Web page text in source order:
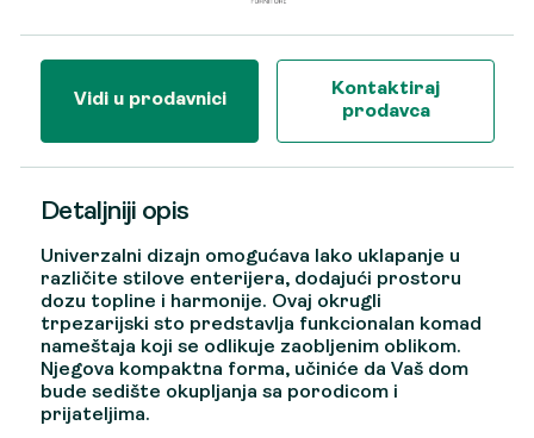
Vidi u prodavnici
Kontaktiraj
prodavca
Detaljniji opis
Univerzalni dizajn omogućava lako uklapanje u
različite stilove enterijera, dodajući prostoru
dozu topline i harmonije. Ovaj okrugli
trpezarijski sto predstavlja funkcionalan komad
nameštaja koji se odlikuje zaobljenim oblikom.
Njegova kompaktna forma, učiniće da Vaš dom
bude sedište okupljanja sa porodicom i
prijateljima.